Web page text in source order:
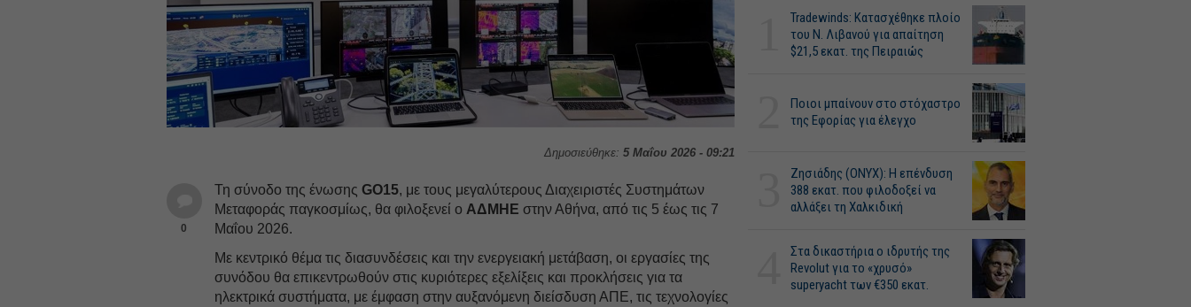
Δημοσιεύθηκε: 5 Μαΐου 2026 - 09:21
0
Τη σύνοδο της ένωσηςGO15, με τους μεγαλύτερους Διαχειριστές Συστημάτων
Μεταφοράς παγκοσμίως, θα φιλοξενεί ο ΑΔΜΗΕ στην Αθήνα, από τις 5 έως τις 7
Μαΐου 2026.
Με κεντρικό θέμα τις διασυνδέσεις και την ενεργειακή μετάβαση, οι εργασίες της
συνόδου θα επικεντρωθούν στις κυριότερες εξελίξεις και προκλήσεις για τα
ηλεκτρικά συστήματα, με έμφαση στην αυξανόμενη διείσδυση ΑΠΕ, τις τεχνολογίες
Tradewinds: Κατασχέθηκε πλοίο
του Ν. Λιβανού για απαίτηση
$21,5 εκατ. της Πειραιώς
Ποιοι μπαίνουν στο στόχαστρο
της Εφορίας για έλεγχο
Ζησιάδης (ONYX): Η επένδυση
388 εκατ. που φιλοδοξεί να
αλλάξει τη Χαλκιδική
Στα δικαστήρια ο ιδρυτής της
Revolut για το «χρυσό»
superyacht των €350 εκατ.